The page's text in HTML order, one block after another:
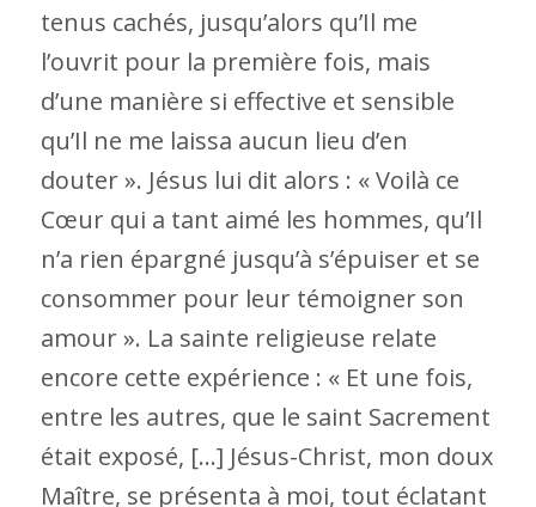
tenus cachés, jusqu’alors qu’Il me
l’ouvrit pour la première fois, mais
d’une manière si effective et sensible
qu’Il ne me laissa aucun lieu d’en
douter ». Jésus lui dit alors : « Voilà ce
Cœur qui a tant aimé les hommes, qu’Il
n’a rien épargné jusqu’à s’épuiser et se
consommer pour leur témoigner son
amour ». La sainte religieuse relate
encore cette expérience : « Et une fois,
entre les autres, que le saint Sacrement
était exposé, […] Jésus-Christ, mon doux
Maître, se présenta à moi, tout éclatant